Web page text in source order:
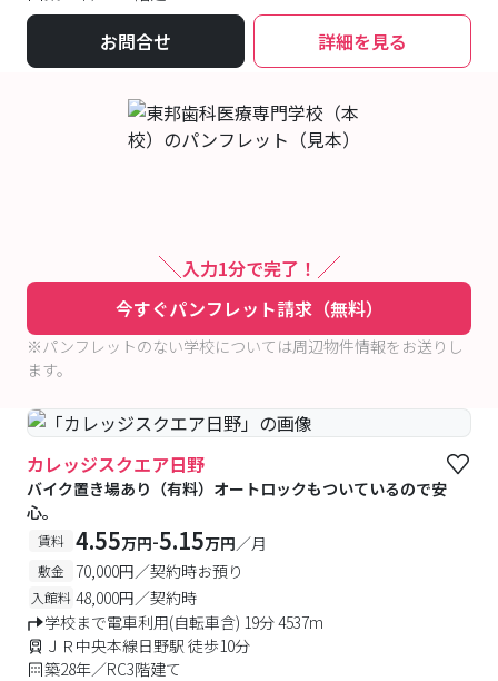
お問合せ 詳細を見る
入力1分で完了！
今すぐパンフレット請求（無料）
※パンフレットのない学校については周辺物件情報をお送りし
ます。
カレッジスクエア日野
バイク置き場あり（有料）オートロックもついているので安
心。
賃料 4.55万円-5.15万円／月
敷金 70,000円／契約時お預り
入館料 48,000円／契約時
学校まで電車利用(自転車含) 19分 4537m
ＪＲ中央本線日野駅 徒歩10分
築28年／RC3階建て